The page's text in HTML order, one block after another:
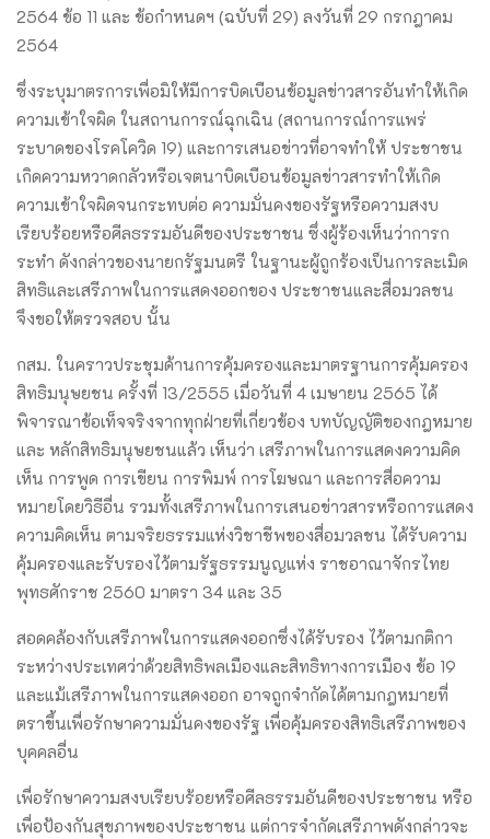
2564 ข้อ 11 และ ข้อกําหนดฯ (ฉบับที่ 29) ลงวันที่ 29 กรกฎาคม
2564
ซึ่งระบุมาตรการเพื่อมิให้มีการบิดเบือนข้อมูลข่าวสารอันทําให้เกิด
ความเข้าใจผิด ในสถานการณ์ฉุกเฉิน (สถานการณ์การแพร่
ระบาดของโรคโควิด 19) และการเสนอข่าวที่อาจทําให้ ประชาชน
เกิดความหวาดกลัวหรือเจตนาบิดเบือนข้อมูลข่าวสารทําให้เกิด
ความเข้าใจผิดจนกระทบต่อ ความมั่นคงของรัฐหรือความสงบ
เรียบร้อยหรือศีลธรรมอันดีของประชาชน ซึ่งผู้ร้องเห็นว่าการก
ระทํา ดังกล่าวของนายกรัฐมนตรี ในฐานะผู้ถูกร้องเป็นการละเมิด
สิทธิและเสรีภาพในการแสดงออกของ ประชาชนและสื่อมวลชน
จึงขอให้ตรวจสอบ นั้น
กสม. ในคราวประชุมด้านการคุ้มครองและมาตรฐานการคุ้มครอง
สิทธิมนุษยชน ครั้งที่ 13/2555 เมื่อวันที่ 4 เมษายน 2565 ได้
พิจารณาข้อเท็จจริงจากทุกฝ่ายที่เกี่ยวข้อง บทบัญญัติของกฎหมาย
และ หลักสิทธิมนุษยชนแล้ว เห็นว่า เสรีภาพในการแสดงความคิด
เห็น การพูด การเขียน การพิมพ์ การโฆษณา และการสื่อความ
หมายโดยวิธีอื่น รวมทั้งเสรีภาพในการเสนอข่าวสารหรือการแสดง
ความคิดเห็น ตามจริยธรรมแห่งวิชาชีพของสื่อมวลชน ได้รับความ
คุ้มครองและรับรองไว้ตามรัฐธรรมนูญแห่ง ราชอาณาจักรไทย
พุทธศักราช 2560 มาตรา 34 และ 35
สอดคล้องกับเสรีภาพในการแสดงออกซึ่งได้รับรอง ไว้ตามกติกา
ระหว่างประเทศว่าด้วยสิทธิพลเมืองและสิทธิทางการเมือง ข้อ 19
และแม้เสรีภาพในการแสดงออก อาจถูกจํากัดได้ตามกฎหมายที่
ตราขึ้นเพื่อรักษาความมั่นคงของรัฐ เพื่อคุ้มครองสิทธิเสรีภาพของ
บุคคลอื่น
เพื่อรักษาความสงบเรียบร้อยหรือศีลธรรมอันดีของประชาชน หรือ
เพื่อป้องกันสุขภาพของประชาชน แต่การจํากัดเสรีภาพดังกล่าวจะ